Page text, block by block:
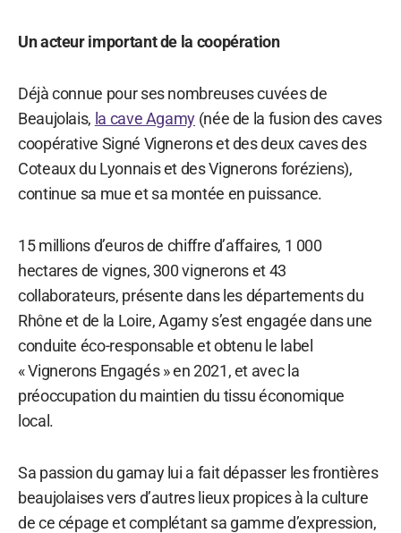
Un acteur important de la coopération
Déjà connue pour ses nombreuses cuvées de
Beaujolais, la cave Agamy (née de la fusion des caves
coopérative Signé Vignerons et des deux caves des
Coteaux du Lyonnais et des Vignerons foréziens),
continue sa mue et sa montée en puissance.
15 millions d’euros de chiffre d’affaires, 1 000
hectares de vignes, 300 vignerons et 43
collaborateurs, présente dans les départements du
Rhône et de la Loire, Agamy s’est engagée dans une
conduite éco-responsable et obtenu le label
« Vignerons Engagés » en 2021, et avec la
préoccupation du maintien du tissu économique
local.
Sa passion du gamay lui a fait dépasser les frontières
beaujolaises vers d’autres lieux propices à la culture
de ce cépage et complétant sa gamme d’expression,